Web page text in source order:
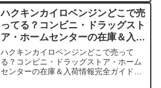
を手短に紹介します。店舗平均価格（1個
あたり）在庫状況備考...
ハクキンカイロベンジンどこで売
ってる？コンビニ・ドラッグスト
ア・ホームセンターの在庫＆入荷
情報完全ガイド
ハクキンカイロベンジンどこで売って
る？コンビニ・ドラッグストア・ホーム
センターの在庫＆入荷情報完全ガイドこ